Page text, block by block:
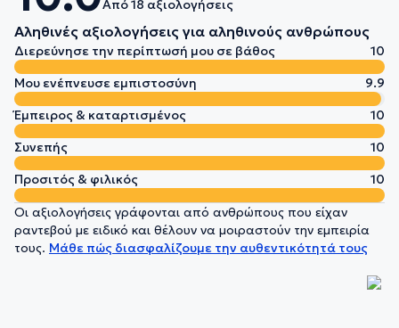
Από 18 αξιολογήσεις
Αληθινές αξιολογήσεις για αληθινούς ανθρώπους
Διερεύνησε την περίπτωσή μου σε βάθος
10
Μου ενέπνευσε εμπιστοσύνη
9.9
Έμπειρος & καταρτισμένος
10
Συνεπής
10
Προσιτός & φιλικός
10
Οι αξιολογήσεις γράφονται από ανθρώπους που είχαν
ραντεβού με ειδικό και θέλουν να μοιραστούν την εμπειρία
τους. Μάθε πώς διασφαλίζουμε την αυθεντικότητά τους